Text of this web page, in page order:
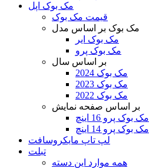
مک بوک اپل
قیمت مک بوک
مک بوک بر اساس مدل
مک بوک ایر
مک بوک پرو
بر اساس سال
مک بوک 2024
مک بوک 2023
مک بوک 2022
بر اساس صفحه نمایش
مک بوک پرو 16 اینچ
مک بوک پرو 14 اینچ
لپ تاپ مایکروسافت
تبلت
همه موارد این دسته